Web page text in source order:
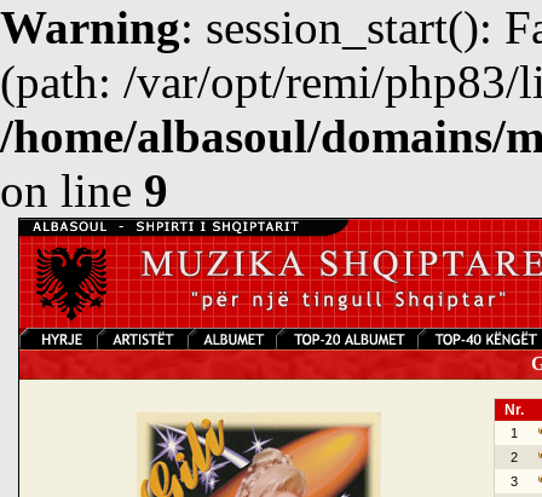
Warning: session_start():
(path: /var/opt/remi/php83/
/home/albasoul/domains/
on line 9
Nr.
1
2
3